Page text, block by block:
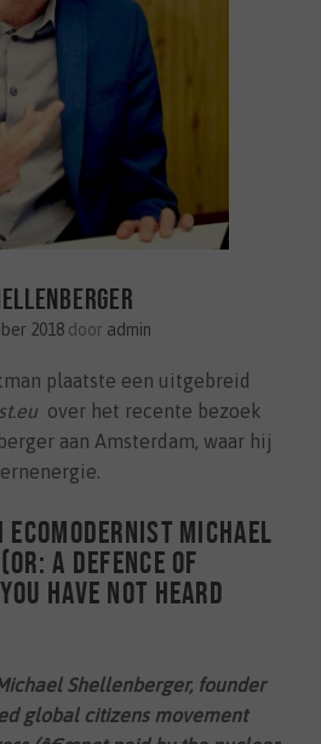
2018 door admin
plaatste een uitgebreid
over het recente bezoek
aan Amsterdam, waar hij
ecomodernist Michael
a defence of
have not heard
Shellenberger, founder
global citizens movement